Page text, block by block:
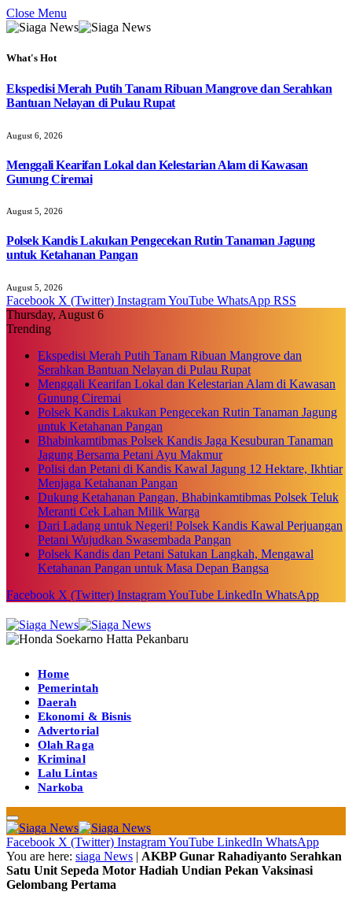
Close Menu
What's Hot
Ekspedisi Merah Putih Tanam Ribuan Mangrove dan Serahkan
Bantuan Nelayan di Pulau Rupat
August 6, 2026
Menggali Kearifan Lokal dan Kelestarian Alam di Kawasan
Gunung Ciremai
August 5, 2026
Polsek Kandis Lakukan Pengecekan Rutin Tanaman Jagung
untuk Ketahanan Pangan
August 5, 2026
Facebook X (Twitter) InstagramYouTube WhatsApp RSS
Thursday, August 6
Trending
Ekspedisi Merah Putih Tanam Ribuan Mangrove dan
Serahkan Bantuan Nelayan di Pulau Rupat
Menggali Kearifan Lokal dan Kelestarian Alam di Kawasan
Gunung Ciremai
Polsek Kandis Lakukan Pengecekan Rutin Tanaman Jagung
untuk Ketahanan Pangan
Bhabinkamtibmas Polsek Kandis Jaga Kesuburan Tanaman
Jagung Bersama Petani Ayu Makmur
Polisi dan Petani di Kandis Kawal Jagung 12 Hektare, Ikhtiar
Menjaga Ketahanan Pangan
Dukung Ketahanan Pangan, Bhabinkamtibmas Polsek Teluk
Meranti Cek Lahan Milik Warga
Dari Ladang untuk Negeri! Polsek Kandis Kawal Perjuangan
Petani Wujudkan Swasembada Pangan
Polsek Kandis dan Petani Satukan Langkah, Mengawal
Ketahanan Pangan untuk Masa Depan Bangsa
Facebook X (Twitter) InstagramYouTube LinkedIn WhatsApp
Home
Pemerintah
Daerah
Ekonomi & Bisnis
Advertorial
Olah Raga
Kriminal
Lalu Lintas
Narkoba
Facebook X (Twitter) InstagramYouTube LinkedIn WhatsApp
You are here: siaga News | AKBP Gunar Rahadiyanto Serahkan
Satu Unit Sepeda Motor Hadiah Undian Pekan Vaksinasi
Gelombang Pertama